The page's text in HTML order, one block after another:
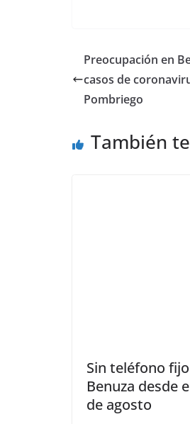
Preocupación en
casos de
Pombriego
También
Sin teléfono
Benuza desde
de agosto